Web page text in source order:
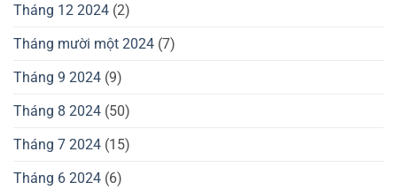
Tháng 12 2024 (2)
Tháng mười một 2024 (7)
Tháng 9 2024 (9)
Tháng 8 2024 (50)
Tháng 7 2024 (15)
Tháng 6 2024 (6)